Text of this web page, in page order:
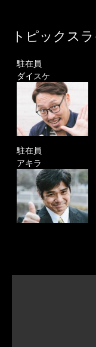
トピックス
駐在員
ダイスケ
駐在員
アキラ